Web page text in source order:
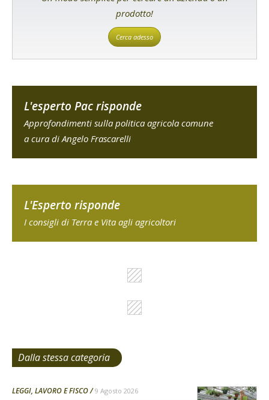
prodotto!
Cerca adesso
L'esperto Pac risponde
Approfondimenti sulla politica agricola comune
a cura di Angelo Frascarelli
L'Esperto risponde
I consigli di Terra e Vita agli agricoltori
Dalla stessa categoria
LEGGI, LAVORO E FISCO 9 Agosto 2026